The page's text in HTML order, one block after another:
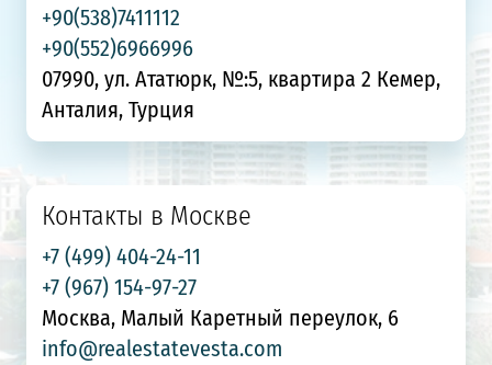
+90(538)7411112
+90(552)6966996
07990, ул. Ататюрк, №:5, квартира 2 Кемер,
Анталия, Турция
Контакты в Москве
+7 (499) 404-24-11
+7 (967) 154-97-27
Москва, Малый Каретный переулок, 6
info@realestatevesta.com